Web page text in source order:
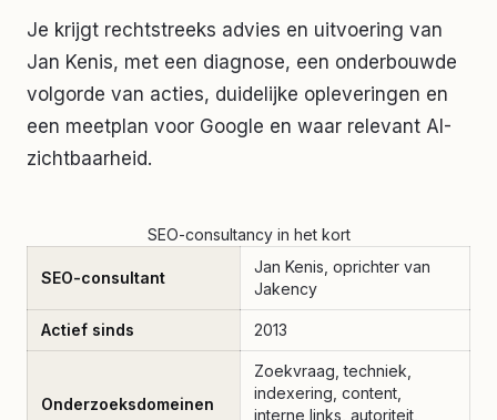
Je krijgt rechtstreeks advies en uitvoering van
Jan Kenis, met een diagnose, een onderbouwde
volgorde van acties, duidelijke opleveringen en
een meetplan voor Google en waar relevant AI-
zichtbaarheid.
SEO-consultancy in het kort
SEO-consultant
Jan Kenis, oprichter van
Jakency
Actief sinds 2013
Onderzoeksdomeinen
Zoekvraag, techniek,
indexering, content,
interne links, autoriteit,